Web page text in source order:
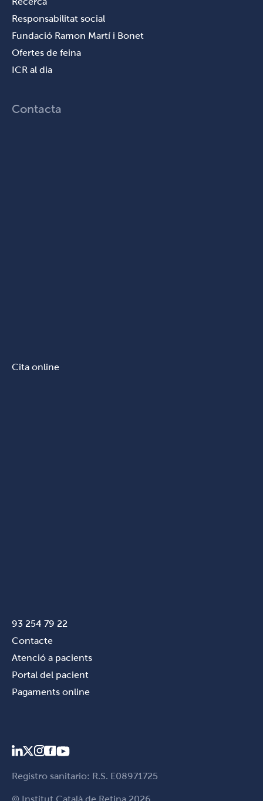
Responsabilitat social
Fundació Ramon Martí i Bonet
Ofertes de feina
ICR al dia
Contacta
Cita online
93 254 79 22
Contacte
Atenció a pacients
Portal del pacient
Pagaments online
Registro sanitario: R.S. E08971725
© Institut Català de Retina 2026